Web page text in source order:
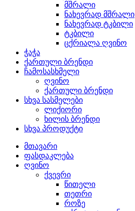
მშრალი
ნახევრად მშრალი
ნახევრად ტკბილი
ტკბილი
ცქრიალა ღვინო
ჭაჭა
ქართული ბრენდი
ჩამოსასხმელი
ღვინო
ქართული ბრენდი
სხვა სასმელები
ლიქიორი
ხილის ბრენდი
სხვა პროდუქტი
მთავარი
ფასდაკლება
ღვინო
ქვევრი
წითელი
თეთრი
როზე